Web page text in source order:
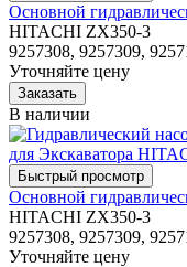
Основной
HITACHI ZX350-3
9257308, 9257309,
Уточняйте цену
В наличии
Основной
HITACHI ZX350-3
9257308, 9257309,
Уточняйте цену